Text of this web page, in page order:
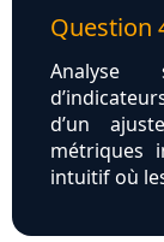
Question
Analyse
d’un
métriques
intuitif où